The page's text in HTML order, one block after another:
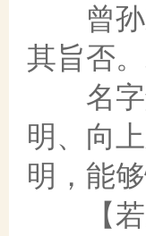
曾孙来
其旨否
名字解
明、向
明，能
【若